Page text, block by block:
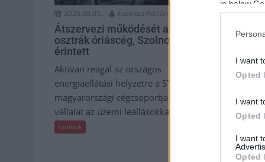
in below
I want
Opted
I want
Opted
I want
Opted
2026.08.05. Fazekas Adrián
Átszervezi működését az
osztrák óriáscég, Szolnok is
érintett
Aktívan reagál az országos
energiaellátási helyzetre a STRABAG
magyarországi cégcsoportja. A
vállalat az üzemi leállásokkal, és...
Szolnok
2026.08.05.
Már
léptek
Az eddigi
reagálnia
Szolnok